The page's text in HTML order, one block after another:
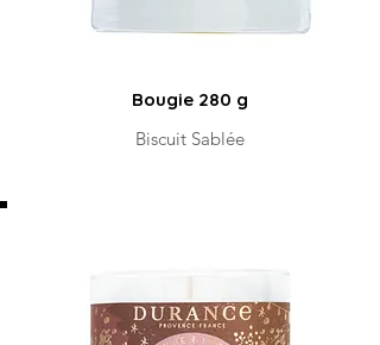
Bougie 280 g
Biscuit Sablée